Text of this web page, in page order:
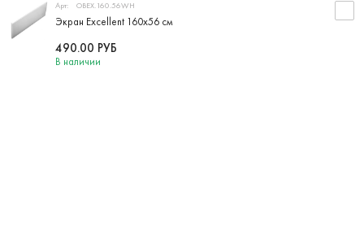
Экран Excellent 160х56 см
Арт: OBEX.160.56WH
В наличии
490.00 РУБ